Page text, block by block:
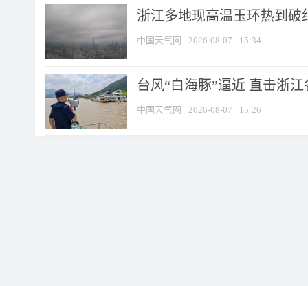
浙江多地现高温玉环热到破
中国天气网 2026-08-07 15:34
台风“白海豚”逼近 直击浙
中国天气网 2026-08-07 15:26